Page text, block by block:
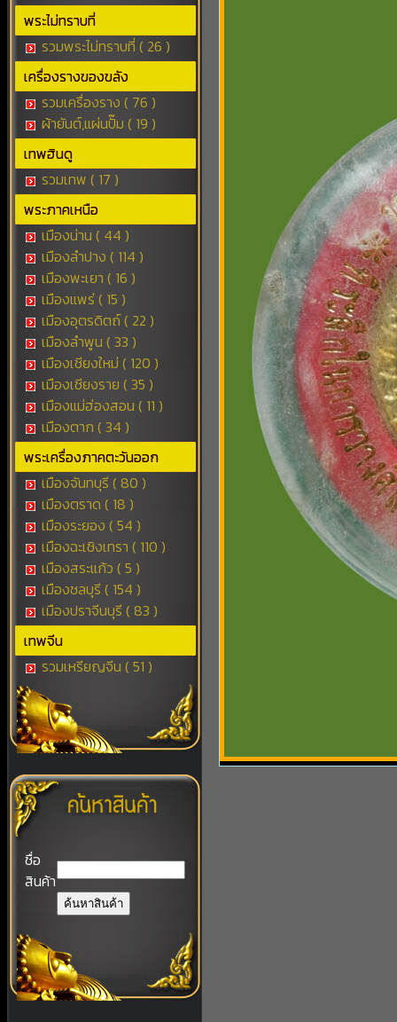
พระไม่ทราบที่
รวมพระไม่ทราบที่ ( 26 )
เครื่องรางของขลัง
รวมเครื่องราง ( 76 )
ผ้ายันต์,แผ่นปั๊ม ( 19 )
เทพฮินดู
รวมเทพ ( 17 )
พระภาคเหนือ
เมืองน่าน ( 44 )
เมืองลำปาง ( 114 )
เมืองพะเยา ( 16 )
เมืองแพร่ ( 15 )
เมืองอุตรดิตถ์ ( 22 )
เมืองลำพูน ( 33 )
เมืองเชียงใหม่ ( 120 )
เมืองเชียงราย ( 35 )
เมืองแม่ฮ่องสอน ( 11 )
เมืองตาก ( 34 )
พระเครื่องภาคตะวันออก
เมืองจันทบุรี ( 80 )
เมืองตราด ( 18 )
เมืองระยอง ( 54 )
เมืองฉะเชิงเทรา ( 110 )
เมืองสระแก้ว ( 5 )
เมืองชลบุรี ( 154 )
เมืองปราจีนบุรี ( 83 )
เทพจีน
รวมเหรียญจีน ( 51 )
ชื่อ
สินค้า